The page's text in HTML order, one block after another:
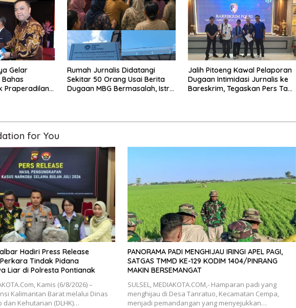
Gelar
Bahas
Praperadilan
Rumah Jurnalis Didatangi
Sekitar 50 Orang Usai Berita
Dugaan MBG Bermasalah, Istri
Jalih Pitoeng Kawal Pelaporan
Dugaan Intimidasi Jurnalis ke
Bareskrim, Tegaskan Pers Tak
for You
Hadiri Press Release
Tindak Pidana
Liar di Polresta Pontianak
Kamis (6/8/2026) –
Kalimantan Barat melalui Dinas
dan Kehutanan (DLHK)…
PANORAMA PADI MENGHIJAU IRINGI APEL PAGI,
SATGAS TMMD KE-129 KODIM 1404/PINRANG
MAKIN BERSEMANGAT
SULSEL, MEDIAKOTA.COM,- Hamparan padi yang
menghijau di Desa Tanratuo, Kecamatan Cempa,
menjadi pemandangan yang menyejukkan…